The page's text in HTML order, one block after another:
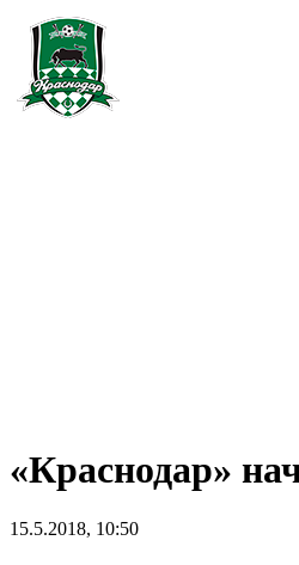
«Краснодар»
15.5.2018, 10:50